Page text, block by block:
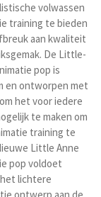
volwassen
training te bieden
aan kwaliteit
De Little-
pop is
en ontworpen met
het voor iedere
te maken om
training te
Little Anne
pop voldoet
lichtere